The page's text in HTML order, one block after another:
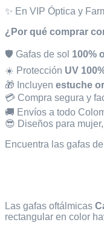
✨ En VIP Óptica y
¿Por qué comprar
🛡️ Gafas de sol 100%
☀️ Protección UV
🎁 Incluyen estuche
💳 Compra segura y
🚚 Envíos a todo
😎 Diseños para
Encuentra las gafas
Las gafas oftálmicas
rectangular en color